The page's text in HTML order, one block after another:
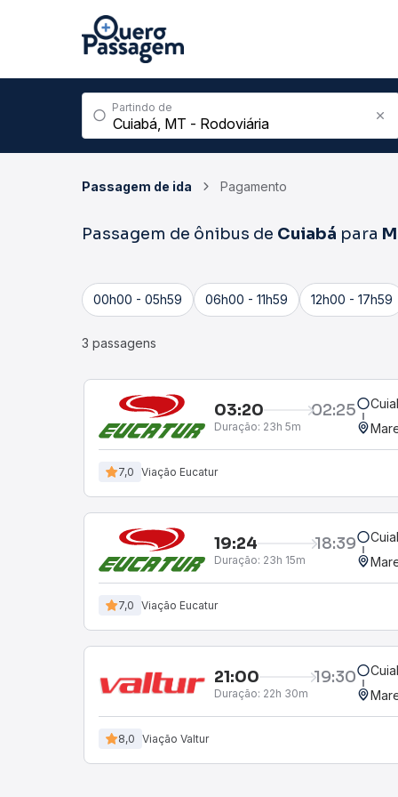
Partindo de
Passagem de ida Pagamento
Passagem de ônibus de Cuiabá para
00h00 - 05h59 06h00 - 11h59 12h00 - 17h59
3 passagens
03:20 02:25
Duração: 23h 5m
7,0 Viação Eucatur
19:24 18:39
Duração: 23h 15m
7,0 Viação Eucatur
21:00 19:30
Duração: 22h 30m
8,0 Viação Valtur